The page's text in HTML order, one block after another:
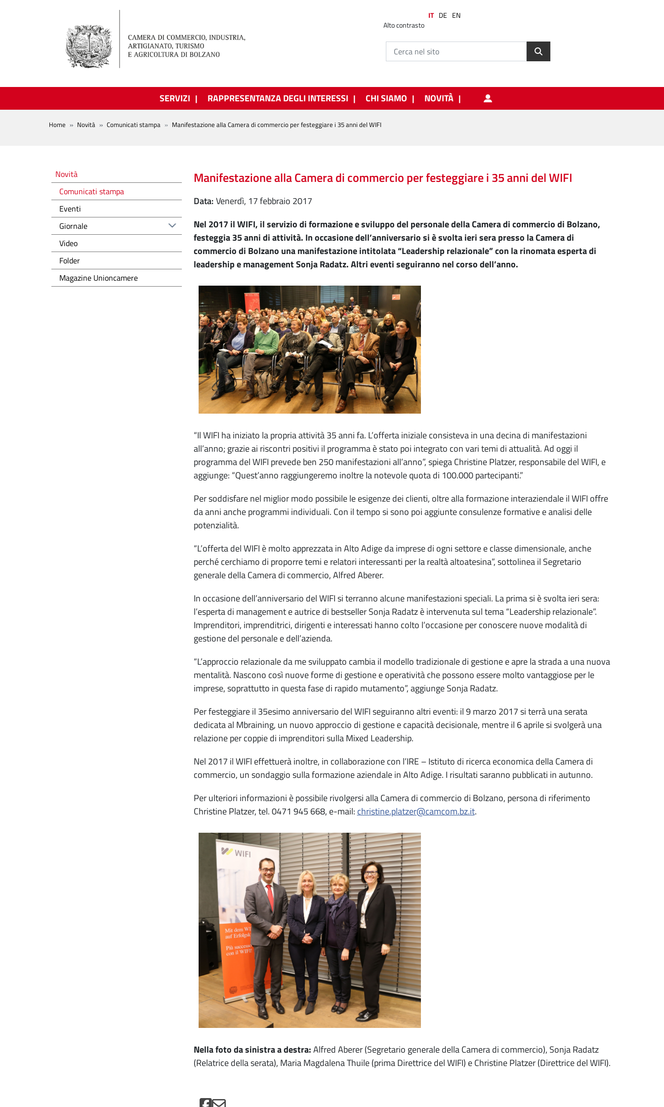
Alto contrasto
IT DE EN
SERVIZI RAPPRESENTANZA DEGLI INTERESSI CHI SIAMO NOVITÀ
BREADCRUMB
Home Novità Comunicati stampa Manifestazione alla Camera di commercio per festeggiare i 35 anni del WIFI
Manifestazione alla Camera di commercio per festeggiare i 35 anni del WIFI
Data
venerdì, 17 febbraio 2017
Nel 2017 il WIFI, il servizio di formazione e sviluppo del personale della Camera di commercio di Bolzano,
festeggia 35 anni di attività. In occasione dell’anniversario si è svolta ieri sera presso la Camera di
commercio di Bolzano una manifestazione intitolata “Leadership relazionale” con la rinomata esperta di
leadership e management Sonja Radatz. Altri eventi seguiranno nel corso dell’anno.
“Il WIFI ha iniziato la propria attività 35 anni fa. L’offerta iniziale consisteva in una decina di manifestazioni
all’anno; grazie ai riscontri positivi il programma è stato poi integrato con vari temi di attualità. Ad oggi il
programma del WIFI prevede ben 250 manifestazioni all’anno”, spiega Christine Platzer, responsabile del WIFI, e
aggiunge: “Quest’anno raggiungeremo inoltre la notevole quota di 100.000 partecipanti.”
Per soddisfare nel miglior modo possibile le esigenze dei clienti, oltre alla formazione interaziendale il WIFI offre
da anni anche programmi individuali. Con il tempo si sono poi aggiunte consulenze formative e analisi delle
potenzialità.
“L’offerta del WIFI è molto apprezzata in Alto Adige da imprese di ogni settore e classe dimensionale, anche
perché cerchiamo di proporre temi e relatori interessanti per la realtà altoatesina”, sottolinea il Segretario
generale della Camera di commercio, Alfred Aberer.
In occasione dell’anniversario del WIFI si terranno alcune manifestazioni speciali. La prima si è svolta ieri sera:
l’esperta di management e autrice di bestseller Sonja Radatz è intervenuta sul tema “Leadership relazionale”.
Imprenditori, imprenditrici, dirigenti e interessati hanno colto l’occasione per conoscere nuove modalità di
gestione del personale e dell’azienda.
“L’approccio relazionale da me sviluppato cambia il modello tradizionale di gestione e apre la strada a una nuova
mentalità. Nascono così nuove forme di gestione e operatività che possono essere molto vantaggiose per le
imprese, soprattutto in questa fase di rapido mutamento”, aggiunge Sonja Radatz.
Per festeggiare il 35esimo anniversario del WIFI seguiranno altri eventi: il 9 marzo 2017 si terrà una serata
dedicata al Mbraining, un nuovo approccio di gestione e capacità decisionale, mentre il 6 aprile si svolgerà una
relazione per coppie di imprenditori sulla Mixed Leadership.
Nel 2017 il WIFI effettuerà inoltre, in collaborazione con l’IRE – Istituto di ricerca economica della Camera di
commercio, un sondaggio sulla formazione aziendale in Alto Adige. I risultati saranno pubblicati in autunno.
Per ulteriori informazioni è possibile rivolgersi alla Camera di commercio di Bolzano, persona di riferimento
Christine Platzer, tel. 0471 945 668, e-mail: christine.platzer@camcom.bz.it.
Nella foto da sinistra a destra:Alfred Aberer (Segretario generale della Camera di commercio), Sonja Radatz
(Relatrice della serata), Maria Magdalena Thuile (prima Direttrice del WIFI) e Christine Platzer (Direttrice del WIFI).
Novità
Novità
Comunicati stampa
Eventi
Giornale
Video
Folder
Magazine Unioncamere